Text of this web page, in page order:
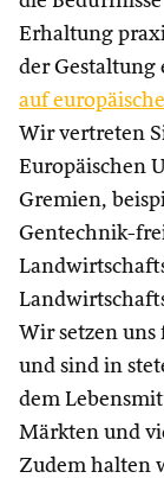
Erhaltung
der Gestaltung
auf
Wir vertreten
Europäischen
Gremien,
Gentechnik-
Wir setzen uns
und sind in
dem
Märkten und
Zudem halten